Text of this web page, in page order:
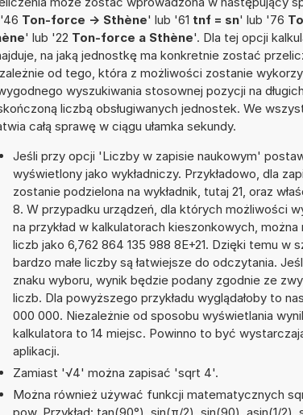
Ton-force -> Sthène' lub '61 tnf = sn' lub '76
' lub '22 Ton-force a Sthène'. Dla tej opcji
na jaką jednostkę ma konkretnie zostać
od tego, która z możliwości zostanie
wyszukiwania stosownej pozycji na
liczbą obsługiwanych jednostek. We
całą sprawę w ciągu ułamka sekundy.
Jeśli przy opcji 'Liczby w zapisie naukowym'
wyświetlony jako wykładniczy. Przykładowo, dla
zostanie podzielona na wykładnik, tutaj 21, oraz
8. W przypadku urządzeń, dla których możliwości
na przykład w kalkulatorach kieszonkowych,
liczb jako 6,762 864 135 988 8E+21. Dzięki temu w
bardzo małe liczby są łatwiejsze do odczytania.
znaku wyboru, wynik będzie podany zgodnie ze
liczb. Dla powyższego przykładu wyglądałoby to
000 000. Niezależnie od sposobu wyświetlania
kalkulatora to 14 miejsc. Powinno to być
aplikacji.
Zamiast '√4' można zapisać 'sqrt 4'.
Można również używać funkcji matematycznych